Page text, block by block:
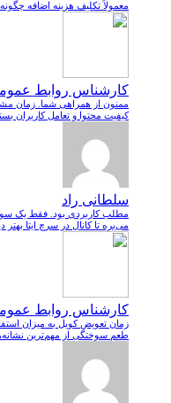
معمولاً تکلیف هزینه اضافه
کارشناس روابط
ممنون از همراهی شما. زمان
کیفیت محتوا و تعامل کاربران
سلطانی راد
مطلب کاربردی بود. فقط یک
می‌بره تا کانال در سرچ ایتا
کارشناس روابط
زمان تعویض کویل به میزان
طعم سوختگی از مهم‌ترین